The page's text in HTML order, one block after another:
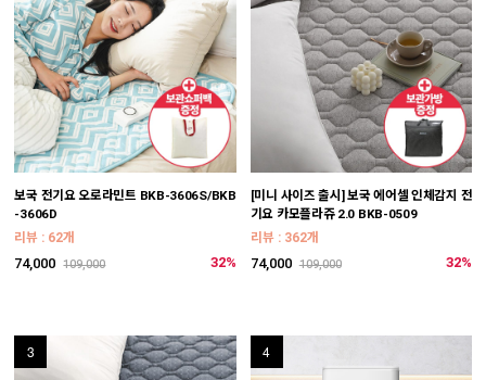
보국 전기요 오로라민트 BKB-3606S/BKB
-3606D
리뷰 : 62개
32%
74,000 109,000
[미니 사이즈 출시] 보국 에어셀 인체감지 전
기요 카모플라쥬 2.0 BKB-0509
리뷰 : 362개
32%
74,000 109,000
3 4